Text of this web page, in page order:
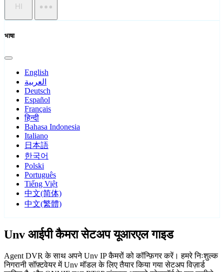
HI
भाषा
English
العربية
Deutsch
Español
Français
हिन्दी
Bahasa Indonesia
Italiano
日本語
한국어
Polski
Português
Tiếng Việt
中文(简体)
中文(繁體)
Unv आईपी कैमरा सेटअप यूआरएल गाइड
Agent DVR के साथ अपने Unv IP कैमरों को कॉन्फ़िगर करें। हमरे निःशुल्क
निगरानी सॉफ़्टवेयर में Unv मॉडल के लिए तैयार किया गया सेटअप विज़ार्ड